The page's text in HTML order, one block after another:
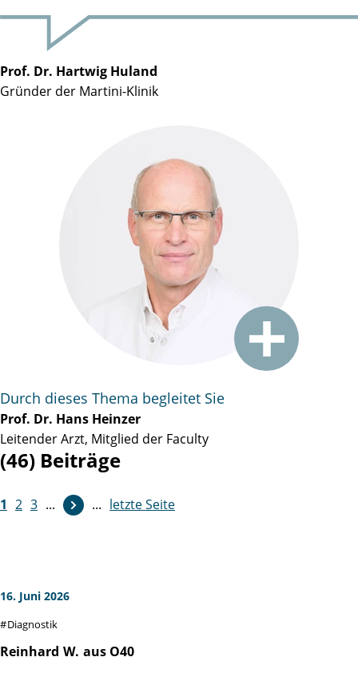
Prof. Dr. Hartwig Huland
Gründer der Martini-Klinik
Durch dieses Thema begleitet Sie
Prof. Dr. Hans Heinzer
Leitender Arzt, Mitglied der Faculty
(46) Beiträge
1 2 3 ... ... letzte Seite
16. Juni 2026
Diagnostik
Reinhard W. aus O40